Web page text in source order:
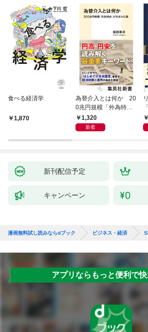
食べる経済学
1,870
為替介入とは何か 20
0兆円規模「外為特
会」が生まれた謎
1,320
新着
新刊配信予定
キャンペーン
漫画無料試し読みならdブック ビジネス・経済
アプリならもっと便利で快